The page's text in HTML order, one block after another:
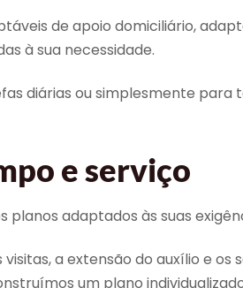
de apoio domiciliário,
à sua necessidade.
diárias ou simplesmente
e serviço
adaptados às suas
a extensão do auxílio e
um plano